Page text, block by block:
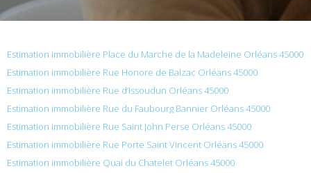
Estimation immobilière Place du Marche de la Madeleine Orléans 45000
Estimation immobilière Rue Honore de Balzac Orléans 45000
Estimation immobilière Rue d’Issoudun Orléans 45000
Estimation immobilière Rue du Faubourg Bannier Orléans 45000
Estimation immobilière Rue Saint John Perse Orléans 45000
Estimation immobilière Rue Porte Saint Vincent Orléans 45000
Estimation immobilière Quai du Chatelet Orléans 45000